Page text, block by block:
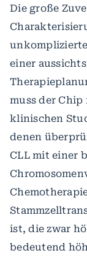
Die große
einer
muss der Chip
klinischen
denen
CLL mit einer
ist, die zwar
bedeutend